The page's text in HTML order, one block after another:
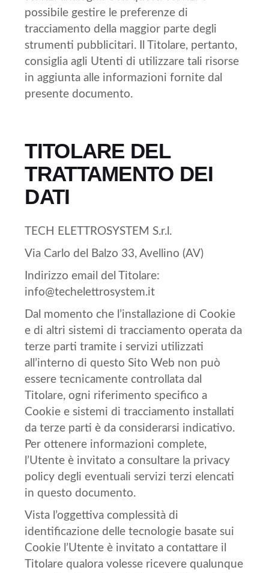
possibile gestire le preferenze di
tracciamento della maggior parte degli
strumenti pubblicitari. Il Titolare, pertanto,
consiglia agli Utenti di utilizzare tali risorse
in aggiunta alle informazioni fornite dal
presente documento.
TITOLARE DEL
TRATTAMENTO DEI
DATI
TECH ELETTROSYSTEM S.r.l.
Via Carlo del Balzo 33, Avellino (AV)
Indirizzo email del Titolare:
info@techelettrosystem.it
Dal momento che l’installazione di Cookie
e di altri sistemi di tracciamento operata da
terze parti tramite i servizi utilizzati
all’interno di questo Sito Web non può
essere tecnicamente controllata dal
Titolare, ogni riferimento specifico a
Cookie e sistemi di tracciamento installati
da terze parti è da considerarsi indicativo.
Per ottenere informazioni complete,
l’Utente è invitato a consultare la privacy
policy degli eventuali servizi terzi elencati
in questo documento.
Vista l’oggettiva complessità di
identificazione delle tecnologie basate sui
Cookie l’Utente è invitato a contattare il
Titolare qualora volesse ricevere qualunque